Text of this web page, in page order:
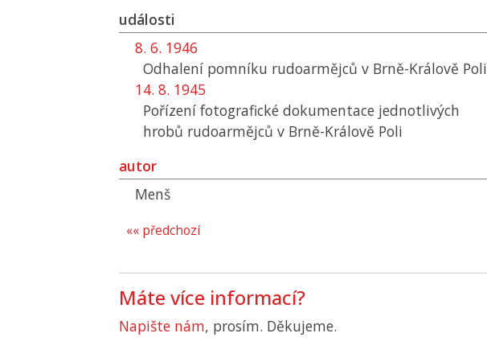
události
8. 6. 1946
Odhalení pomníku rudoarmějců v Brně-Králově Poli
14. 8. 1945
Pořízení fotografické dokumentace jednotlivých
hrobů rudoarmějců v Brně-Králově Poli
autor
Menš
«« předchozí
Máte více informací?
Napište nám, prosím. Děkujeme.